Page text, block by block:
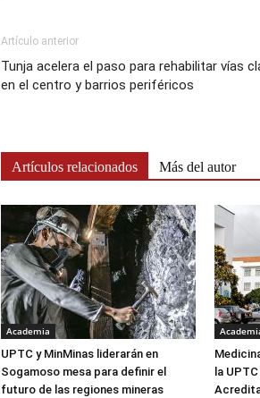
Artículo anterior
Tunja acelera el paso para rehabilitar vías
en el centro y barrios periféricos
Artículos relacionados Más del autor
Academia
UPTC y MinMinas liderarán en
Sogamoso mesa para definir el
futuro de las regiones mineras
la